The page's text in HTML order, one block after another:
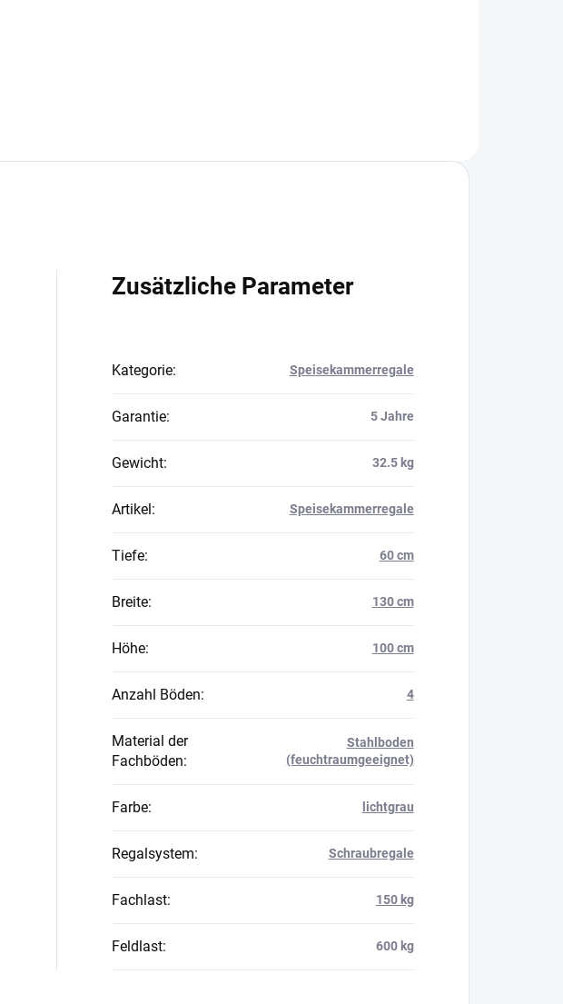
Zusätzliche Parameter
Kategorie: Speisekammerregale
Garantie: 5 Jahre
Gewicht: 32.5 kg
Artikel: Speisekammerregale
Tiefe: 60 cm
Breite: 130 cm
Höhe: 100 cm
Anzahl Böden: 4
Material der
Fachböden:
Stahlboden
(feuchtraumgeeignet)
Farbe: lichtgrau
Regalsystem: Schraubregale
Fachlast: 150 kg
Feldlast: 600 kg